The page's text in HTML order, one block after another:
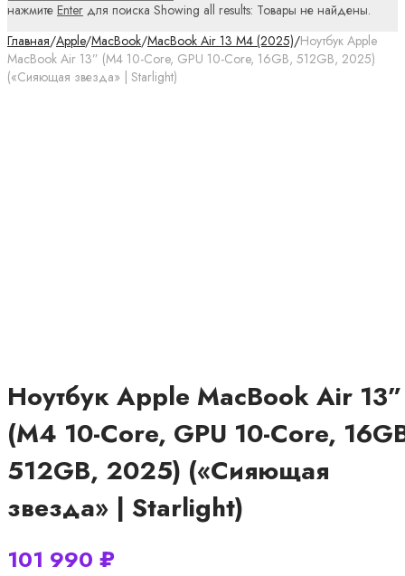
нажмите Enter для поиска Showing all results: Товары не найдены.
Главная/Apple/MacBook/MacBook Air 13 M4 (2025)/Ноутбук Apple
MacBook Air 13” (M4 10-Core, GPU 10-Core, 16GB, 512GB, 2025)
(«Сияющая звезда» | Starlight)
Ноутбук Apple MacBook Air 13”
(M4 10-Core, GPU 10-Core,
512GB, 2025) («Сияющая
звезда» | Starlight)
101 990 ₽